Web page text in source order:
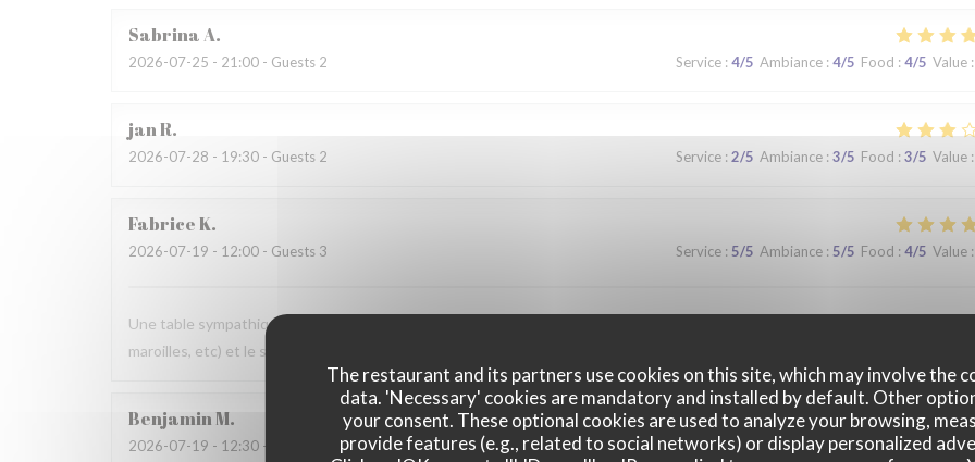
The restaurant and its partners use cookies on this site, which may involve the
data. 'Necessary' cookies are mandatory and installed by default. Other
your consent. These optional cookies are used to analyze your browsing,
provide features (e.g., related to social networks) or display personalized
SabrinaA
2026-07-25 - 21:00 - Guests 2 Service: 4/5 Ambiance: 4/5 Food : 4/5 Value:
janR
2026-07-28 - 19:30 - Guests 2 Service: 2/5 Ambiance: 3/5 Food : 3/5 Value:
FabriceK
2026-07-19 - 12:00 - Guests 3 Service: 5/5 Ambiance: 5/5 Food : 4/5 Value:
Une table sympathique avec son atmosphère authentique. Nous avons apprécié notre déjeuner (moule, carbonade, flamiche
maroilles, etc) et le service. Pourquoi pas y retourner lors d'un prochaine passage à Lilles.
BenjaminM
2026-07-19 - 12:30 - Guests 2 Service: 5/5 Ambiance: 5/5 Food :5/5 Value: